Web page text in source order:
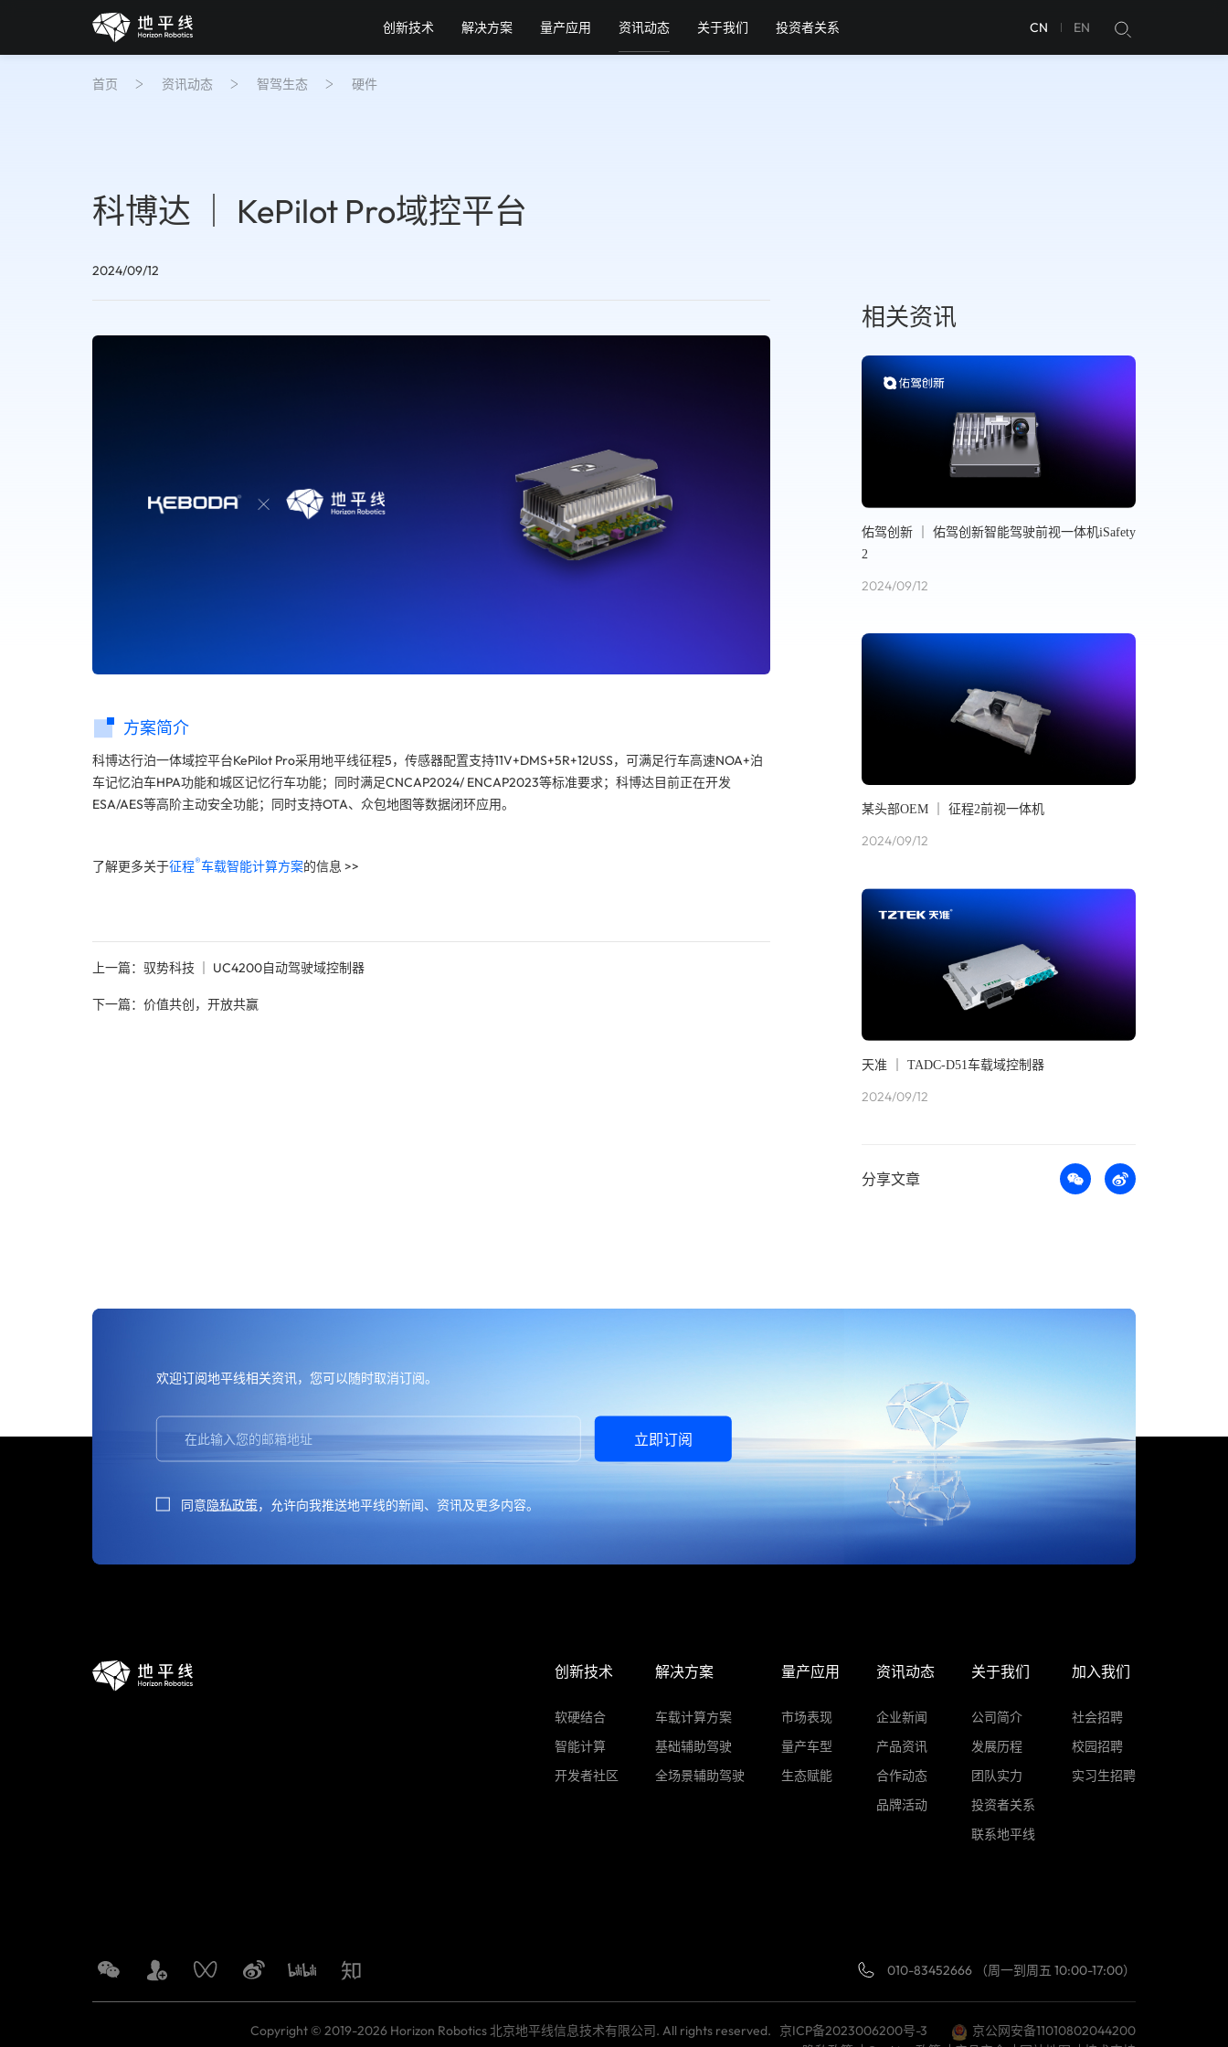
创新技术 解决方案 量产应用 资讯动态 关于我们 投资者关系 CN EN
首页 资讯动态 智驾生态 硬件
科博达 ｜ KePilot Pro域控平台
2024/09/12
方案简介
科博达行泊一体域控平台KePilot Pro采用地平线征程5，传感器配置支持11V+DMS+5R+12USS，可满足行车高速NOA+泊
车记忆泊车HPA功能和城区记忆行车功能；同时满足CNCAP2024/ ENCAP2023等标准要求；科博达目前正在开发
ESA/AES等高阶主动安全功能；同时支持OTA、众包地图等数据闭环应用。
了解更多关于征程®️车载智能计算方案的信息 >>
上一篇：驭势科技 ｜ UC4200自动驾驶域控制器
下一篇：价值共创，开放共赢
相关资讯
佑驾创新 ｜ 佑驾创新智能驾驶前视一体机iSafety
2
2024/09/12
某头部OEM ｜ 征程2前视一体机
2024/09/12
天准 ｜ TADC-D51车载域控制器
2024/09/12
分享文章
欢迎订阅地平线相关资讯，您可以随时取消订阅。
立即订阅
同意隐私政策，允许向我推送地平线的新闻、资讯及更多内容。
创新技术
软硬结合
智能计算
开发者社区
解决方案
车载计算方案
基础辅助驾驶
全场景辅助驾驶
量产应用
市场表现
量产车型
生态赋能
资讯动态
企业新闻
产品资讯
合作动态
品牌活动
关于我们
公司简介
发展历程
团队实力
投资者关系
联系地平线
加入我们
社会招聘
校园招聘
实习生招聘
010-83452666 （周一到周五 10:00-17:00）
Copyright © 2019-2026 Horizon Robotics 北京地平线信息技术有限公司. All rights reserved. 京ICP备2023006200号-3
京公网安备11010802044200